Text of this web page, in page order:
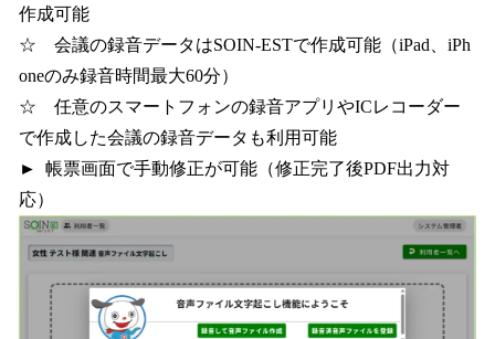
作成可能
☆ 会議の録音データはSOIN-ESTで作成可能（iPad、iPh
oneのみ録音時間最大60分）
☆ 任意のスマートフォンの録音アプリやICレコーダー
で作成した会議の録音データも利用可能
► 帳票画面で手動修正が可能（修正完了後PDF出力対
応）